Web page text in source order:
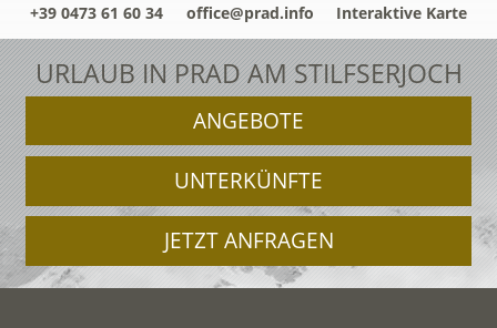
+39 0473 61 60 34 office@prad.info Interaktive Karte
URLAUB IN PRAD AM STILFSERJOCH
ANGEBOTE
UNTERKÜNFTE
JETZT ANFRAGEN